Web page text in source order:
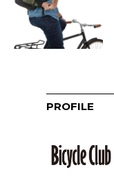
PROFILE